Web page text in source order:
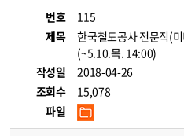
번호
115
제목
한국철도공사 전문직(
(~5.10.목. 14:00)
작성일
2018-04-26
조회수
15,078
파일